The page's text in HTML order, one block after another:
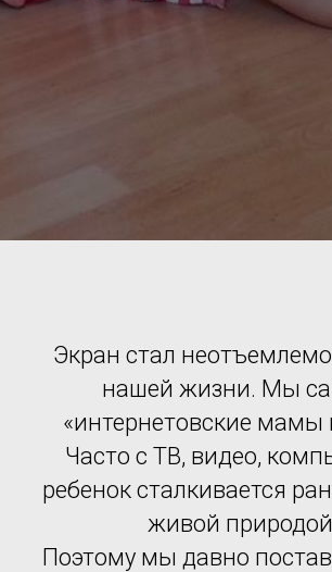
Экран стал
нашей жизни. Мы
«интернетовские мамы
Часто с ТВ, видео,
ребенок сталкивается
живой
Поэтому мы давно